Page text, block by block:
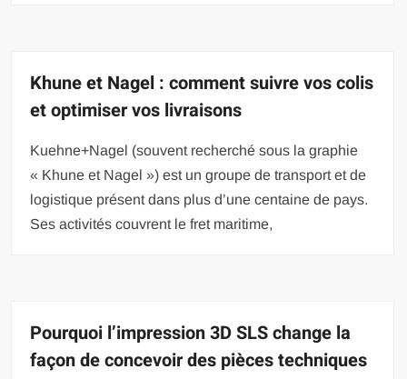
Khune et Nagel : comment suivre vos colis
et optimiser vos livraisons
Kuehne+Nagel (souvent recherché sous la graphie
« Khune et Nagel ») est un groupe de transport et de
logistique présent dans plus d’une centaine de pays.
Ses activités couvrent le fret maritime,
Pourquoi l’impression 3D SLS change la
façon de concevoir des pièces techniques